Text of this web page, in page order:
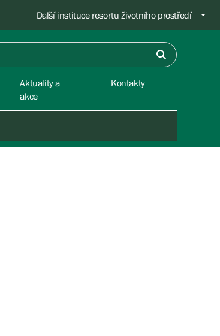
Další instituce resortu životního prostředí
Aktuality a
akce
Kontakty